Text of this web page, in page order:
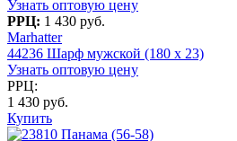
Узнать оптовую цену
РРЦ: 1 430 руб.
Marhatter
44236 Шарф мужской (180 x 23)
Узнать оптовую цену
РРЦ:
1 430 руб.
Купить